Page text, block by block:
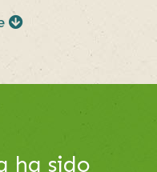
al